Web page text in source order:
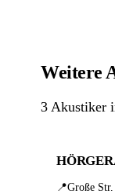
Weitere
3 Akustiker
📍Große